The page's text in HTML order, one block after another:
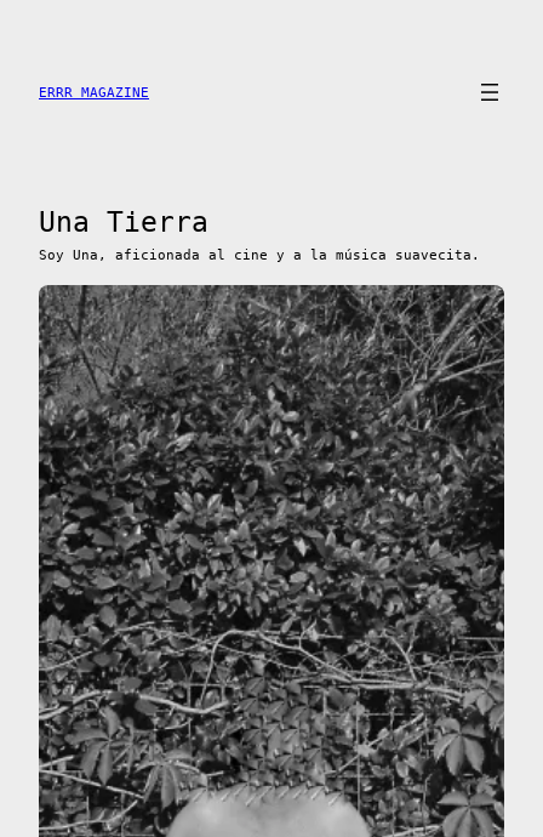
contenido
ERRR MAGAZINE
Una Tierra
Soy Una, aficionada al cine y a la música suavecita.